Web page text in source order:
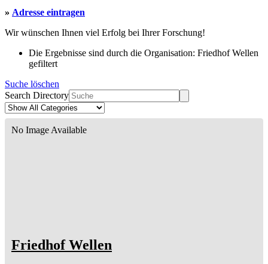
» Adresse eintragen
Wir wünschen Ihnen viel Erfolg bei Ihrer Forschung!
Die Ergebnisse sind durch die Organisation: Friedhof Wellen
gefiltert
Suche löschen
Search Directory
No Image Available
Friedhof Wellen